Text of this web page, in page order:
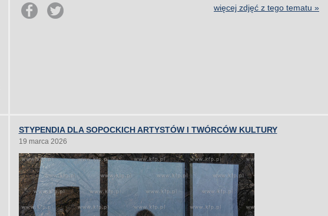
więcej zdjęć z tego tematu »
STYPENDIA DLA SOPOCKICH ARTYSTÓW I TWÓRCÓW KULTURY
19 marca 2026